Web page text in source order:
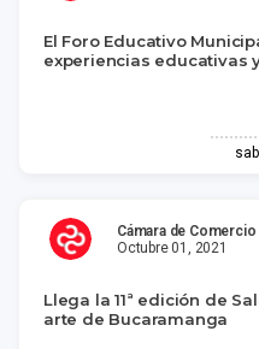
El Foro Educativo
experiencias educativas
Cámara de
Octubre 01, 2021
Llega la 11ª edición de
arte de Bucaramanga